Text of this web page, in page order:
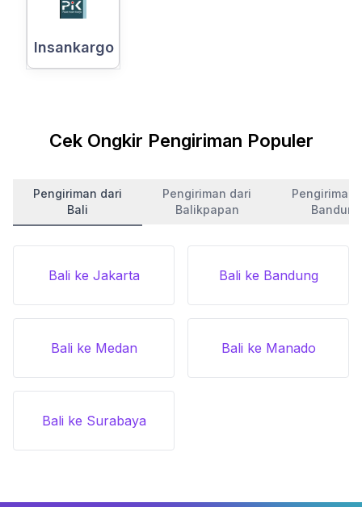
Insankargo
Cek Ongkir Pengiriman Populer
Pengiriman dari
Bali
Pengiriman dari
Balikpapan
Pengiriman
Bandung
Bali ke Jakarta Bali ke Bandung
Bali ke Medan Bali ke Manado
Bali ke Surabaya